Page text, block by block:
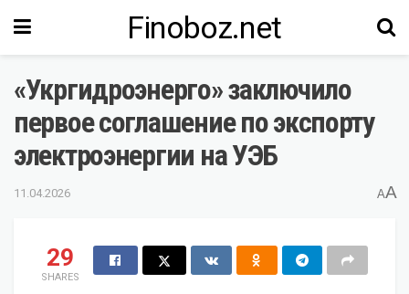
Finoboz.net
«Укргидроэнерго» заключило
первое соглашение по экспорту
электроэнергии на УЭБ
11.04.2026 AA
29
SHARES